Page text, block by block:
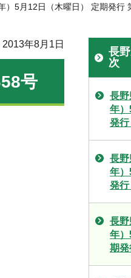
）5月12日（木曜日） 定期発行
年8月1日
号
長
次
長
年）
発
長
年）
発
長
年
期